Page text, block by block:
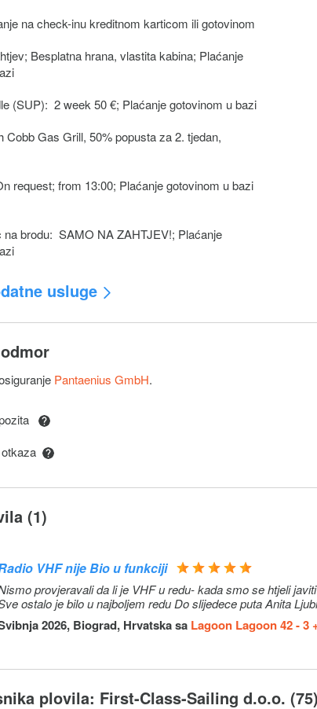
na check-inu kreditnom karticom ili gotovinom
Besplatna hrana, vlastita kabina; Plaćanje
(SUP): 2 week 50 €; Plaćanje gotovinom u bazi
Cobb Gas Grill, 50% popusta za 2. tjedan,
request; from 13:00; Plaćanje gotovinom u bazi
na brodu: SAMO NA ZAHTJEV!; Plaćanje
usluge
kabina
depozita: Gotovina / Gosti i dalje moraju uplatiti
prethodne informacije. Gost može ugovoriti
Pantaenius GmbH.
otkaza
(1)
VHF nije Bio u funkciji
provjeravali da li je VHF u redu- kada smo se htjeli javiti za servisni vez u Saliu uvidjeli
ostalo je bilo u najboljem redu Do slijedece puta Anita
2026, Biograd, Hrvatska sa Lagoon Lagoon 42 - 3
plovila: First-Class-Sailing d.o.o. (75)